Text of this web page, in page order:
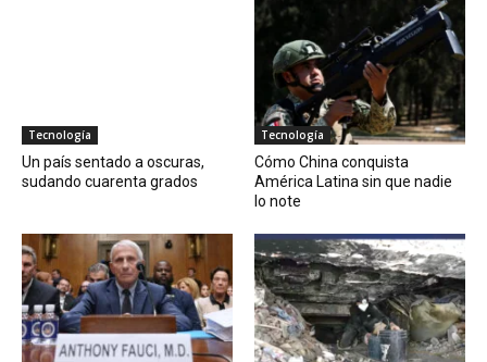
Tecnología
Un país sentado a oscuras,
sudando cuarenta grados
Tecnología
Cómo China conquista
América Latina sin que nadie
lo note